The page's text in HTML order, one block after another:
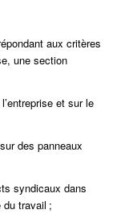
aux critères
une section
et sur le
des panneaux
syndicaux dans
du travail ;